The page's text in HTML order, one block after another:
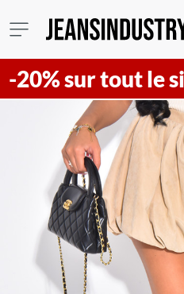
sur tout le